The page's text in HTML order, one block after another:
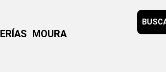
MOURA